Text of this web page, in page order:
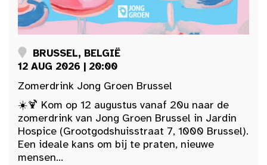
BRUSSEL, BELGIË
12 AUG 2026 | 20:00
Zomerdrink Jong Groen Brussel
☀️🍹 Kom op 12 augustus vanaf 20u naar de
zomerdrink van Jong Groen Brussel in Jardin
Hospice (Grootgodshuisstraat 7, 1000 Brussel).
Een ideale kans om bij te praten, nieuwe
mensen...